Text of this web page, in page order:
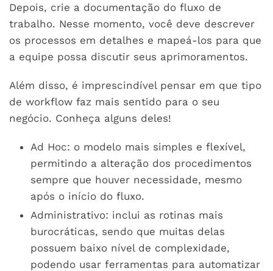
Depois, crie a documentação do fluxo de
trabalho. Nesse momento, você deve descrever
os processos em detalhes e mapeá-los para que
a equipe possa discutir seus aprimoramentos.
Além disso, é imprescindível pensar em que tipo
de workflow faz mais sentido para o seu
negócio. Conheça alguns deles!
Ad Hoc: o modelo mais simples e flexível,
permitindo a alteração dos procedimentos
sempre que houver necessidade, mesmo
após o início do fluxo.
Administrativo: inclui as rotinas mais
burocráticas, sendo que muitas delas
possuem baixo nível de complexidade,
podendo usar ferramentas para automatizar